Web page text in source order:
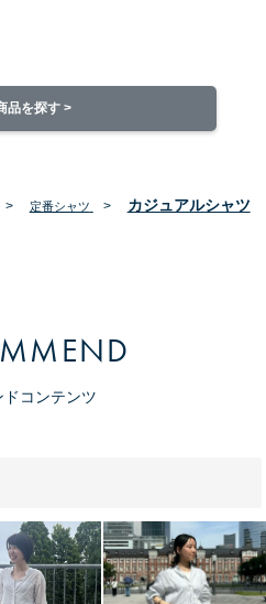
品を探す >
> 定番シャツ > カジュアルシャツ
ドコンテンツ